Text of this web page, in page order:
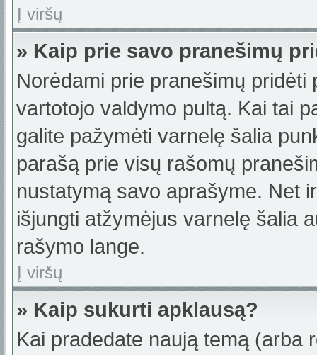
Į viršų
» Kaip prie savo pranešimų
Norėdami prie pranešimų
vartotojo valdymo pultą. Kai tai
galite pažymėti varnelę šalia
parašą prie visų rašomų
nustatymą savo aprašyme. Net
išjungti atžymėjus varnelę šalia
rašymo lange.
Į viršų
» Kaip sukurti apklausą?
Kai pradedate naują temą (arba